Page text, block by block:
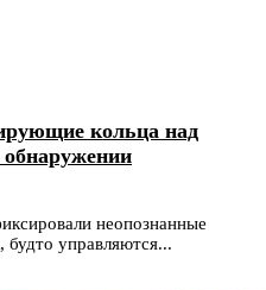
кольца над
неопознанные
будто управляются...